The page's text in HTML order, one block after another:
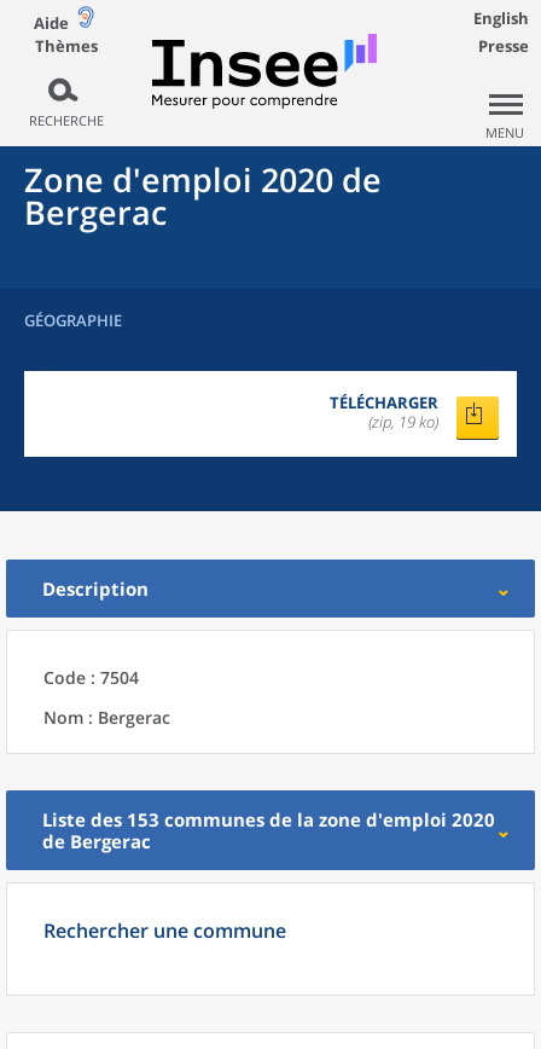
Aide
Thèmes
RECHERCHE
English
Presse
MENU
Zone d'emploi 2020 de
Bergerac
GÉOGRAPHIE
TÉLÉCHARGER
(zip, 19 ko)
Description
Code : 7504
Nom : Bergerac
Liste des 153 communes de la zone d'emploi 2020
de Bergerac
Rechercher une commune